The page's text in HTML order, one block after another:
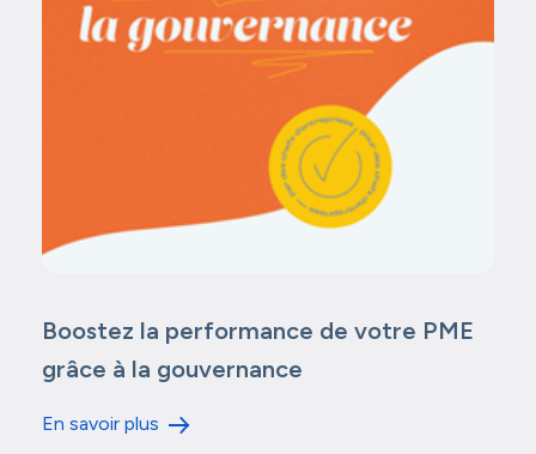
Boostez la performance de votre PME
grâce à la gouvernance
En savoir plus